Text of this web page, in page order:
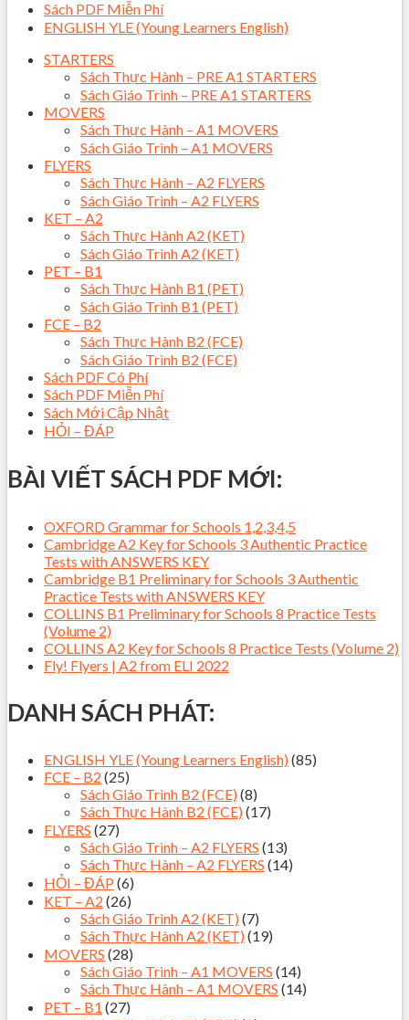
Sách PDF Miễn Phí
ENGLISH YLE (Young Learners English)
STARTERS
Sách Thực Hành – PRE A1 STARTERS
Sách Giáo Trình – PRE A1 STARTERS
MOVERS
Sách Thực Hành – A1 MOVERS
Sách Giáo Trình – A1 MOVERS
FLYERS
Sách Thực Hành – A2 FLYERS
Sách Giáo Trình – A2 FLYERS
KET – A2
Sách Thực Hành A2 (KET)
Sách Giáo Trình A2 (KET)
PET – B1
Sách Thực Hành B1 (PET)
Sách Giáo Trình B1 (PET)
FCE – B2
Sách Thực Hành B2 (FCE)
Sách Giáo Trình B2 (FCE)
Sách PDF Có Phí
Sách PDF Miễn Phí
Sách Mới Cập Nhật
HỎI – ĐÁP
BÀI VIẾT SÁCH PDF MỚI:
OXFORD Grammar for Schools 1,2,3,4,5
Cambridge A2 Key for Schools 3 Authentic Practice
Tests with ANSWERS KEY
Cambridge B1 Preliminary for Schools 3 Authentic
Practice Tests with ANSWERS KEY
COLLINS B1 Preliminary for Schools 8 Practice Tests
(Volume 2)
COLLINS A2 Key for Schools 8 Practice Tests (Volume 2)
Fly! Flyers | A2 from ELI 2022
DANH SÁCH PHÁT:
ENGLISH YLE (Young Learners English) (85)
FCE – B2 (25)
Sách Giáo Trình B2 (FCE) (8)
Sách Thực Hành B2 (FCE) (17)
FLYERS (27)
Sách Giáo Trình – A2 FLYERS (13)
Sách Thực Hành – A2 FLYERS (14)
HỎI – ĐÁP (6)
KET – A2 (26)
Sách Giáo Trình A2 (KET) (7)
Sách Thực Hành A2 (KET) (19)
MOVERS (28)
Sách Giáo Trình – A1 MOVERS (14)
Sách Thực Hành – A1 MOVERS (14)
PET – B1 (27)